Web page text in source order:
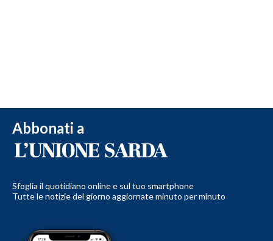
Abbonati a
Sfoglia il quotidiano online e sul tuo smartphone
Tutte le notizie del giorno aggiornate minuto per minuto